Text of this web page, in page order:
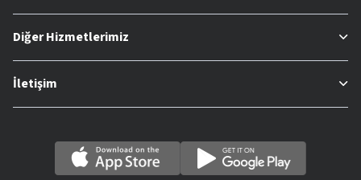
Diğer Hizmetlerimiz
İletişim